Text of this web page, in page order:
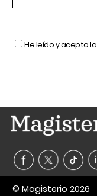
He leído y acepto la
© Magisterio 2026